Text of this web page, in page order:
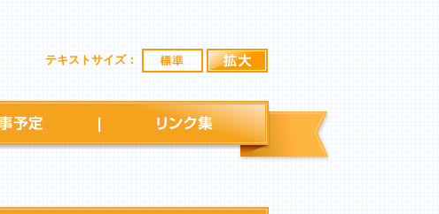
テキストサイズ： 標準
行事予定 リンク集